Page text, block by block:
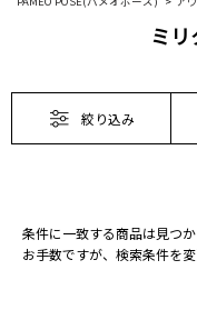
ミ
絞り込み
条件に一致する商品は見つか
お手数ですが、検索条件を変